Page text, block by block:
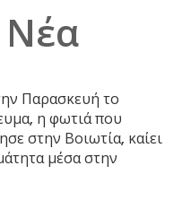
Νέα
Παρασκευή το
η φωτιά που
στην Βοιωτία, καίει
μέσα στην